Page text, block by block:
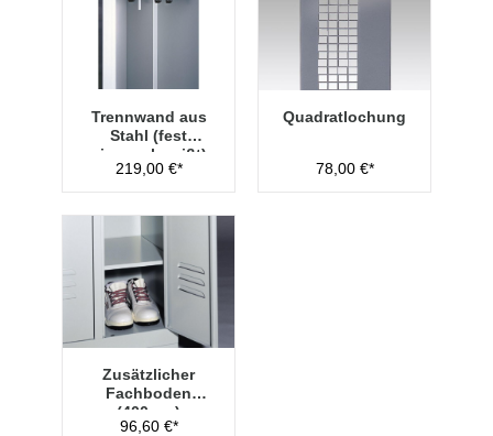
Trennwand aus
Stahl (fest
eingeschweißt)
219,00 €*
Quadratlochung
78,00 €*
Zusätzlicher
Fachboden
(400mm)
96,60 €*